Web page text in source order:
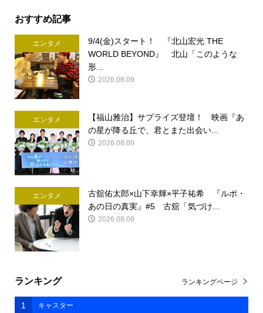
おすすめ記事
エンタメ
9/4(金)スタート！ 『北山宏光 THE
WORLD BEYOND』 北山「このような
形...
2026.08.09
エンタメ
【福山雅治】サプライズ登壇！ 映画『あ
の星が降る丘で、君とまた出会い...
2026.08.09
エンタメ
古舘佑太郎×山下幸輝×平子祐希 『ルポ・
あの日の真実』#5 古舘「気づけ...
2026.08.08
ランキング
1 キャスター
ランキングページ